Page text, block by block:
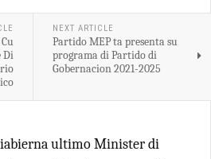
Di
NEXT ARTICLE
Partido MEP ta presenta su
programa di Partido di
Gobernacion 2021-2025
ultimo Minister di